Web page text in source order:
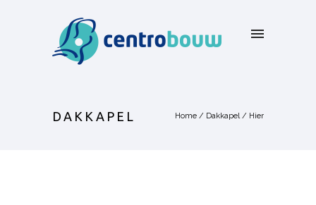
DAKKAPEL Home / Dakkapel/ Hier